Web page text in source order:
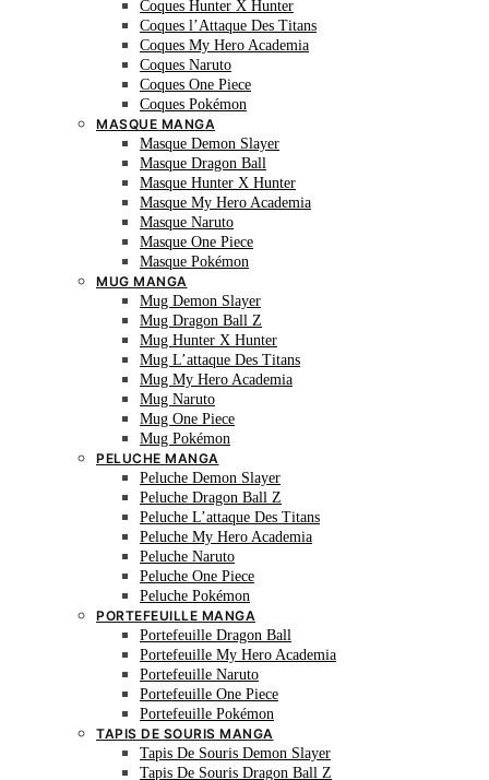
Coques Hunter X Hunter
Coques l’Attaque Des Titans
Coques My Hero Academia
Coques Naruto
Coques One Piece
Coques Pokémon
MASQUE MANGA
Masque Demon Slayer
Masque Dragon Ball
Masque Hunter X Hunter
Masque My Hero Academia
Masque Naruto
Masque One Piece
Masque Pokémon
MUG MANGA
Mug Demon Slayer
Mug Dragon Ball Z
Mug Hunter X Hunter
Mug L’attaque Des Titans
Mug My Hero Academia
Mug Naruto
Mug One Piece
Mug Pokémon
PELUCHE MANGA
Peluche Demon Slayer
Peluche Dragon Ball Z
Peluche L’attaque Des Titans
Peluche My Hero Academia
Peluche Naruto
Peluche One Piece
Peluche Pokémon
PORTEFEUILLE MANGA
Portefeuille Dragon Ball
Portefeuille My Hero Academia
Portefeuille Naruto
Portefeuille One Piece
Portefeuille Pokémon
TAPIS DE SOURIS MANGA
Tapis De Souris Demon Slayer
Tapis De Souris Dragon Ball Z